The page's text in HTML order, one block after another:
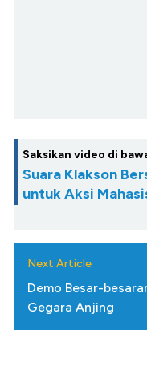
Saksikan video di
Suara Klakson
untuk Aksi
Next Article
Demo Besar-
Gegara Anjing